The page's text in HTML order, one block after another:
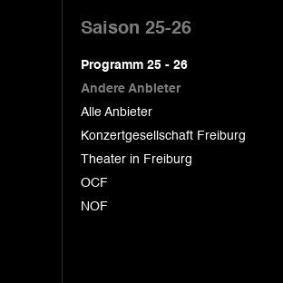
Saison 25-26
Programm 25 - 26
Andere Anbieter
Alle Anbieter
Konzertgesellschaft Freiburg
Theater in Freiburg
OCF
NOF